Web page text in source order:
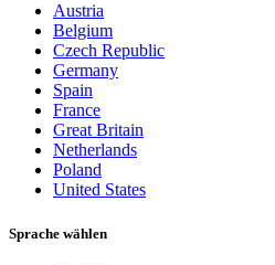
Austria
Belgium
Czech Republic
Germany
Spain
France
Great Britain
Netherlands
Poland
United States
Sprache wählen